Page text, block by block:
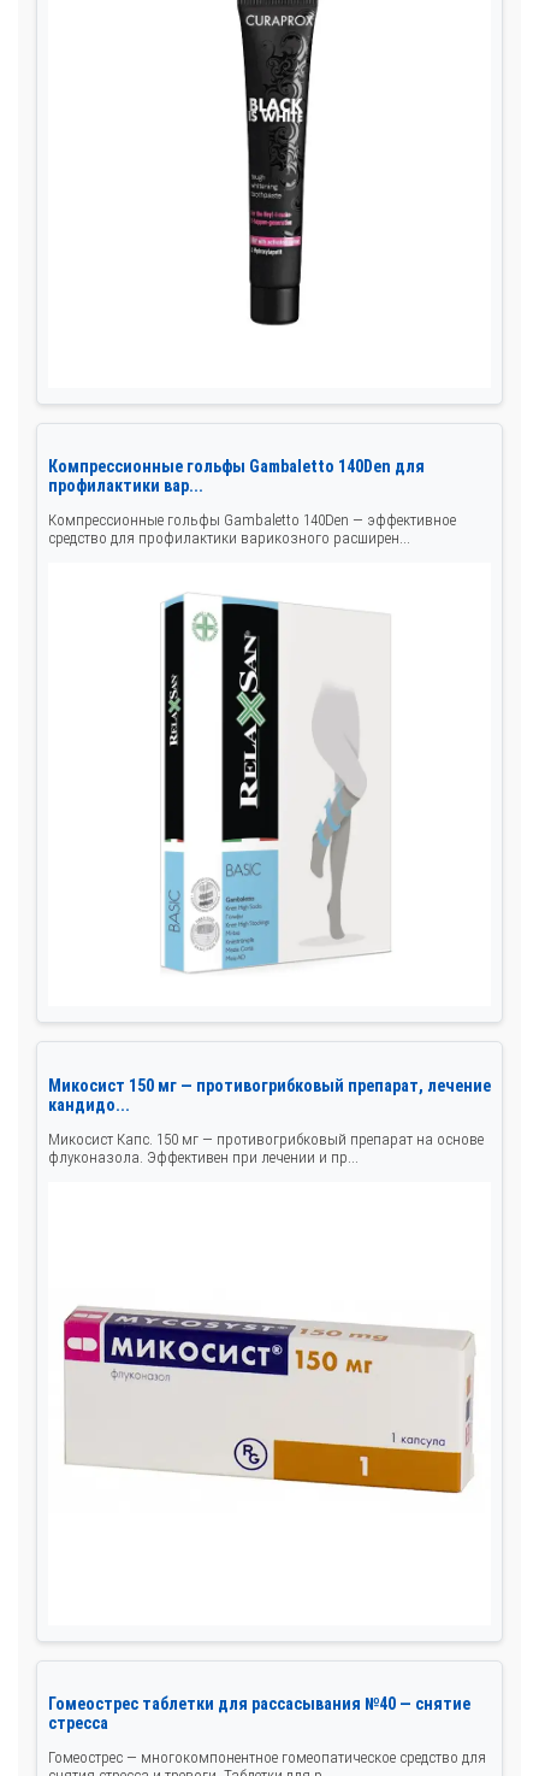
Компрессионные гольфы Gambaletto 140Den для
профилактики вар...
Компрессионные гольфы Gambaletto 140Den — эффективное
средство для профилактики варикозного расширен...
Микосист 150 мг — противогрибковый препарат, лечение
кандидо...
Микосист Капс. 150 мг — противогрибковый препарат на основе
флуконазола. Эффективен при лечении и пр...
Гомеострес таблетки для рассасывания №40 — снятие
стресса
Гомеострес — многокомпонентное гомеопатическое средство для